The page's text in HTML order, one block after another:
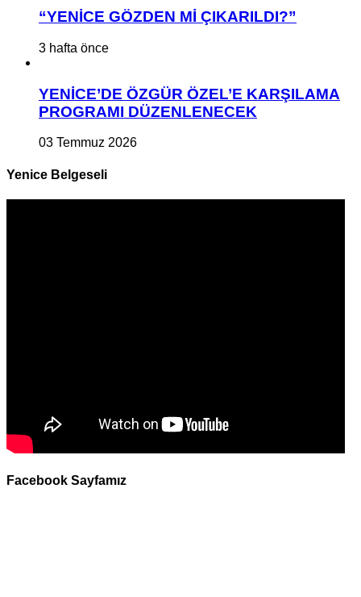
“YENİCE GÖZDEN Mİ ÇIKARILDI?”
3 hafta önce
YENİCE’DE ÖZGÜR ÖZEL’E KARŞILAMA
PROGRAMI DÜZENLENECEK
03 Temmuz 2026
Yenice Belgeseli
Facebook Sayfamız